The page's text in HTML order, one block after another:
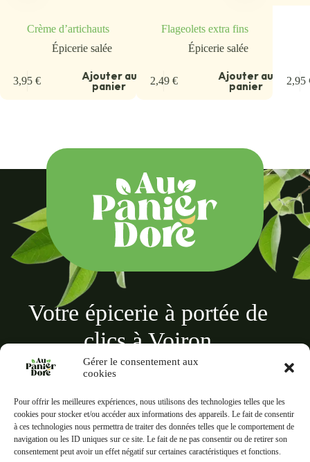
Gérer le consentement aux
cookies
Pour offrir les meilleures expériences, nous utilisons des technologies telles que les
cookies pour stocker et/ou accéder aux informations des appareils. Le fait de consentir
à ces technologies nous permettra de traiter des données telles que le comportement de
navigation ou les ID uniques sur ce site. Le fait de ne pas consentir ou de retirer son
consentement peut avoir un effet négatif sur certaines caractéristiques et fonctions.
Crème d’artichauts
Épicerie salée
3,95€ Ajouter au
panier
Flageolets extra fins
Épicerie salée
2,49 € Ajouter au
panier 2,95
Votre épicerie à portée de
clics à Voiron
Au panier doré
18 Rue des Terreaux, 38500 Voiron